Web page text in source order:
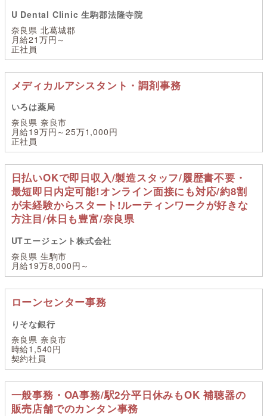
U Dental Clinic 生駒郡法隆寺院
奈良県 北葛城郡
月給21万円～
正社員
メディカルアシスタント・調剤事務
いろは薬局
奈良県 奈良市
月給19万円～25万1,000円
正社員
日払いOKで即日収入/製造スタッフ/履歴書不要・
最短即日内定可能!オンライン面接にも対応/約8割
が未経験からスタート!ルーティンワークが好きな
方注目/休日も豊富/奈良県
UTエージェント株式会社
奈良県 生駒市
月給19万8,000円～
ローンセンター事務
りそな銀行
奈良県 奈良市
時給1,540円
契約社員
一般事務・OA事務/駅2分平日休みもOK 補聴器の
販売店舗でのカンタン事務